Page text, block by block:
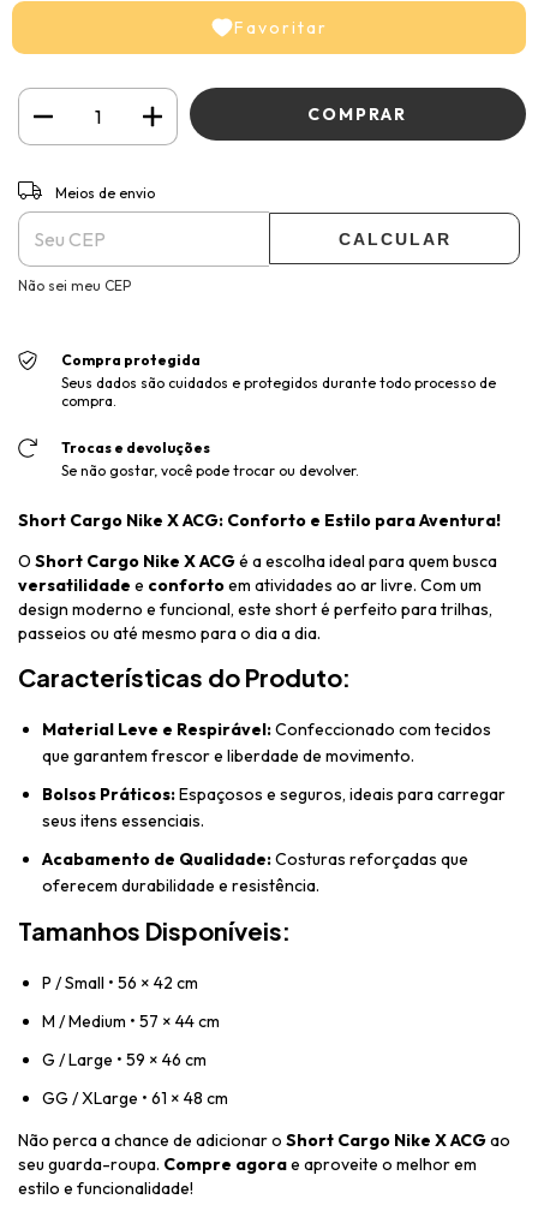
Favoritar
Entregas para o CEP:
Meios de envio
CALCULAR
Não sei meu CEP
Compra protegida
Seus dados são cuidados e protegidos durante todo processo de
compra.
Trocas e devoluções
Se não gostar, você pode trocar ou devolver.
Short Cargo Nike X ACG: Conforto e Estilo para Aventura!
O Short Cargo Nike X ACGé a escolha ideal para quem busca
versatilidade e confortoem atividades ao ar livre. Com um
design moderno e funcional, este short é perfeito para trilhas,
passeios ou até mesmo para o dia a dia.
Características do Produto:
Material Leve e Respirável:Confeccionado com tecidos
que garantem frescor e liberdade de movimento.
Bolsos Práticos:Espaçosos e seguros, ideais para carregar
seus itens essenciais.
Acabamento de Qualidade:Costuras reforçadas que
oferecem durabilidade e resistência.
Tamanhos Disponíveis:
P / Small • 56 × 42 cm
M / Medium • 57 × 44 cm
G / Large • 59 × 46 cm
GG / XLarge • 61 × 48 cm
Não perca a chance de adicionar o Short Cargo Nike X ACGao
seu guarda-roupa. Compre agorae aproveite o melhor em
estilo e funcionalidade!